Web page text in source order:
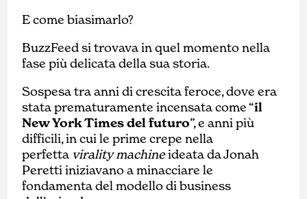
E come biasimarlo?
BuzzFeed si trovava in quel momento nella
fase più delicata della sua storia.
Sospesa tra anni di crescita feroce, dove era
stata prematuramente incensata come “il
New York Times del futuro”, e anni più
difficili, in cui le prime crepe nella
perfetta virality machineideata da Jonah
Peretti iniziavano a minacciare le
fondamenta del modello di business